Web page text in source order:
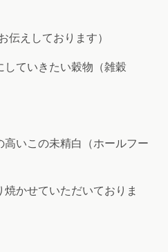
伝えしております）
していきたい穀物（雑穀
いこの未精白（ホールフー
かせていただいておりま